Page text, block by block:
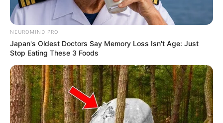
NEUROMIND PRO
Japan's Oldest Doctors Say Memory Loss Isn't Age: Just
Stop Eating These 3 Foods